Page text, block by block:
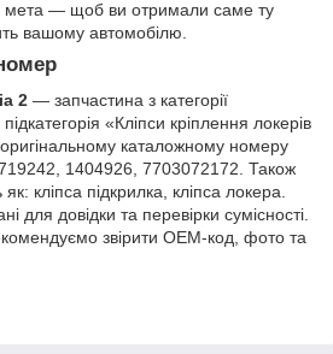
мета — щоб ви отримали саме ту
вашому автомобілю.
2 — запчастина з категорії
«Кліпси кріплення локерів
оригінальному каталожному номеру
1404926, 7703072172. Також
кліпса підкрилка, кліпса локера.
для довідки та перевірки сумісності.
звірити OEM-код, фото та